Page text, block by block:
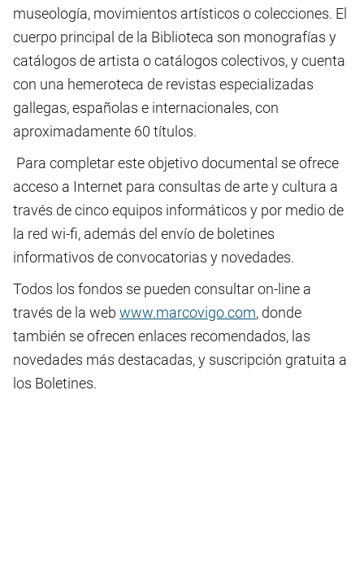
museología, movimientos artísticos o colecciones. El
cuerpo principal de la Biblioteca son monografías y
catálogos de artista o catálogos colectivos, y cuenta
con una hemeroteca de revistas especializadas
gallegas, españolas e internacionales, con
aproximadamente 60 títulos.
Para completar este objetivo documental se ofrece
acceso a Internet para consultas de arte y cultura a
través de cinco equipos informáticos y por medio de
la red wi-fi, además del envío de boletines
informativos de convocatorias y novedades.
Todos los fondos se pueden consultar on-line a
través de la web www.marcovigo.com, donde
también se ofrecen enlaces recomendados, las
novedades más destacadas, y suscripción gratuita a
los Boletines.